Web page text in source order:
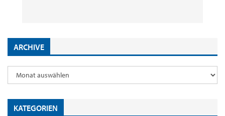
ARCHIVE
KATEGORIEN